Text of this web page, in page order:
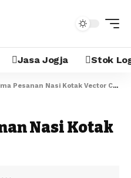
Jasa Jogja Stok
Pesanan Nasi Kotak Vector Corel
Nasi Kotak